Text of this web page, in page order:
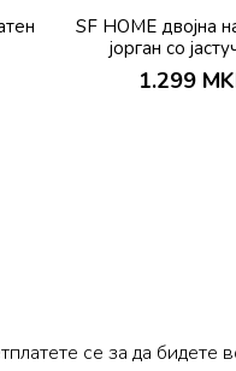
SF HOME двојна
јорган со
200х230
1.299
се за да бидете